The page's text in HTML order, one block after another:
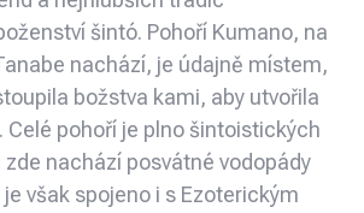
šintó. Pohoří Kumano, na
nachází, je údajně místem,
božstva kami, aby utvořila
Celé pohoří je plno šintoistických
zde nachází posvátné vodopády
však spojeno i s Ezoterickým